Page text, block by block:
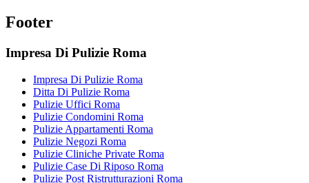
Footer
Impresa Di Pulizie Roma
Impresa Di Pulizie Roma
Ditta Di Pulizie Roma
Pulizie Uffici Roma
Pulizie Condomini Roma
Pulizie Appartamenti Roma
Pulizie Negozi Roma
Pulizie Cliniche Private Roma
Pulizie Case Di Riposo Roma
Pulizie Post Ristrutturazioni Roma